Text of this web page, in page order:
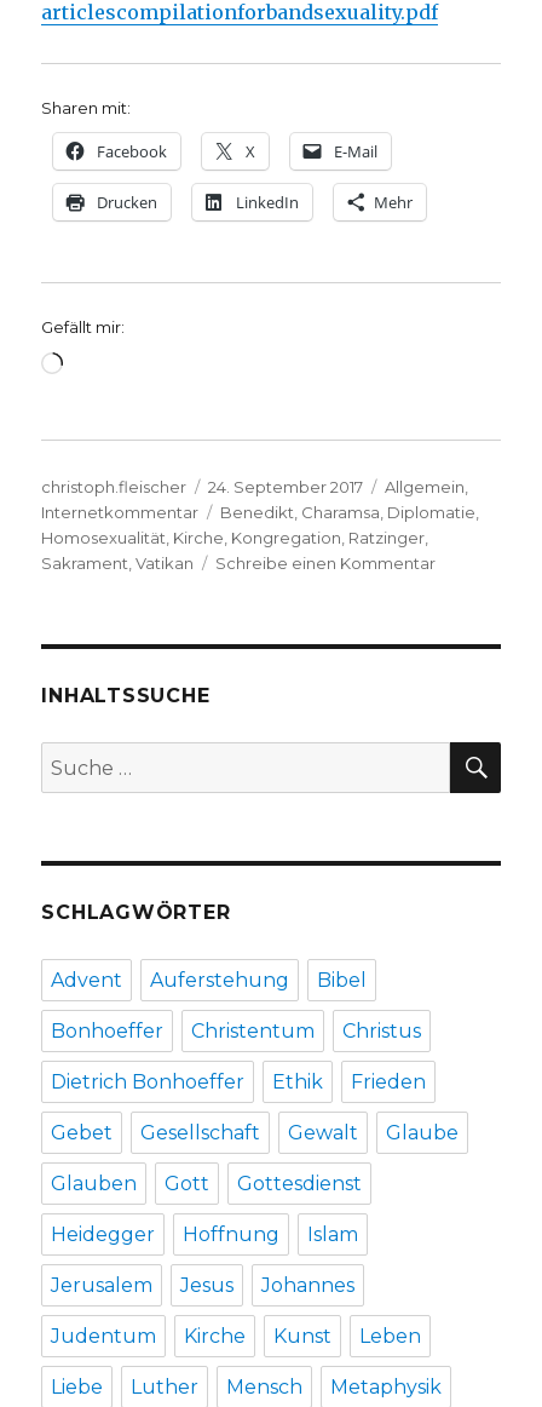
articlescompilationforbandsexuality.pdf
Sharen mit:
Facebook X E-Mail
Drucken LinkedIn Mehr
Gefällt mir:
Wird
Autor
christoph.fleischer
Veröffentlicht
am
24. September 2017 Kategorien
Allgemein,
Internetkommentar
Schlagwörter
Benedikt, Charamsa, Diplomatie,
Homosexualität, Kirche, Kongregation, Ratzinger,
Sakrament,Vatikan Schreibe einen Kommentarzu
Christoph
Fleischer,
Welver
INHALTSSUCHE
Suche
nach:
SCHLAGWÖRTER
Advent Auferstehung Bibel
Bonhoeffer Christentum Christus
Dietrich Bonhoeffer Ethik Frieden
Gebet Gesellschaft Gewalt Glaube
Glauben Gott Gottesdienst
Heidegger Hoffnung Islam
Jerusalem Jesus Johannes
Judentum Kirche Kunst Leben
Liebe Luther Mensch Metaphysik